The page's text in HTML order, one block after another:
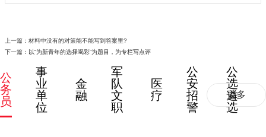
上一篇： 材料中没有的对策能不能写到答案里?
下一篇： 以“为新青年的选择喝彩”为题目，为专栏写点评
公
务
员
事
业
单
位
金
融
军
队
文
职
医
疗
公
安
招
警
公
选
遴
选
更多